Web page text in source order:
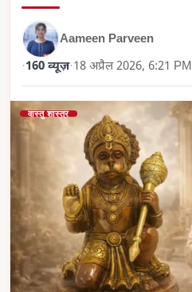
Aameen Parveen
·160 व्यूज़·18 अप्रैल 2026, 6:21 PM
वास्तु शास्त्र